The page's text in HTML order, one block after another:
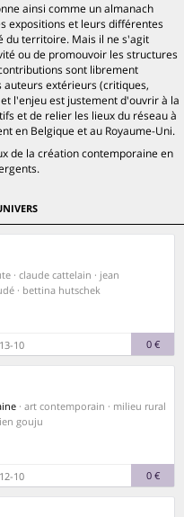
ainsi comme un almanach
expositions et leurs différentes
du territoire. Mais il ne s'agit
ou de promouvoir les structures
sont librement
extérieurs (critiques,
l'enjeu est justement d'ouvrir à la
et de relier les lieux du réseau à
en Belgique et au Royaume-Uni.
de la création contemporaine en
· claude cattelain · jean
· bettina hutschek
10 0 €
· art contemporain · milieu rural
gouju
10 0 €